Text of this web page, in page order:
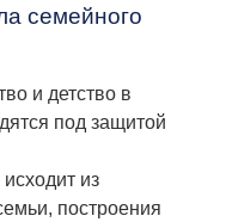
семейного
и детство в
под защитой
из
построения